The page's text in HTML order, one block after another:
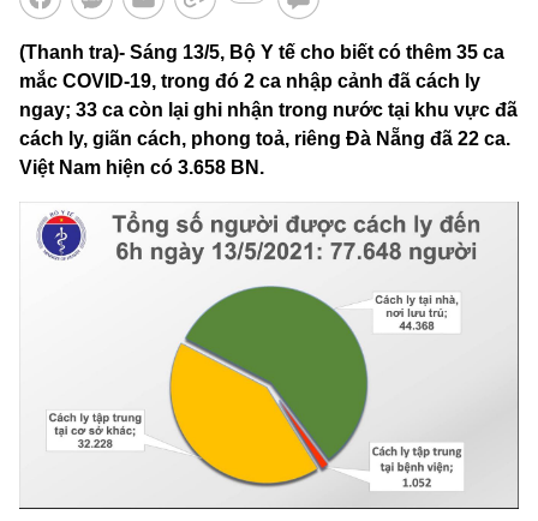
(Thanh tra)- Sáng 13/5, Bộ Y tế cho biết có thêm 35 ca
mắc COVID-19, trong đó 2 ca nhập cảnh đã cách ly
ngay; 33 ca còn lại ghi nhận trong nước tại khu vực đã
cách ly, giãn cách, phong toả, riêng Đà Nẵng đã 22 ca.
Việt Nam hiện có 3.658 BN.